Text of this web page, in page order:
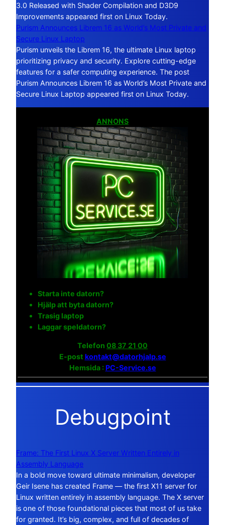
3.0 Released with Shader Compilation and D3D9
Improvements appeared first on Linux Today.
Purism Announces Librem 16 as World’s Most Private and
Secure Linux Laptop
Purism unveils the Librem 16, the ultimate Linux laptop
prioritizing privacy and security. Explore cutting-edge
features for a safer computing experience. The post
Purism Announces Librem 16 as World’s Most Private and
Secure Linux Laptop appeared first on Linux Today.
ANNONS
Starta inte datorn?
Hjälp att byta datorn?
Trasig laptop
Laggar speldatorn?
Telefon 08 37 21 00
E-post kontakt@datorhjalp.se
Hemsida :PC-Service.se
Debugpoint
Frame: The First Linux X Server Written Entirely in
Assembly Language
In a bold move toward ultimate minimalism, developer
Geir Isene has created Frame — the first X11 server for
Linux written entirely in assembly language. The X server
is one of those foundational pieces that most of us take
for granted. It’s big, complex, and full of decades of